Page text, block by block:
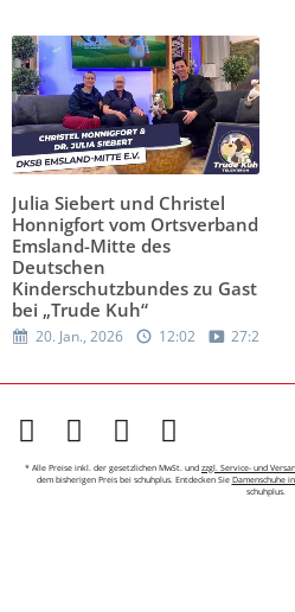
Julia Siebert und Christel
Honnigfort vom Ortsverband
Emsland-Mitte des
Deutschen
Kinderschutzbundes zu Gast
bei „Trude Kuh“
20. Jan., 2026 12:02 27:24
* Alle Preise inkl. der gesetzlichen MwSt. und zzgl. Service- und
dem bisherigen Preis bei schuhplus. Entdecken Sie Damenschuhe
schuhplus.